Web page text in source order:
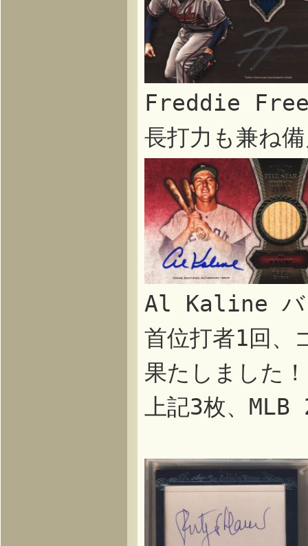
Freddie
長打力も兼ね
Al Kaline バ
首位打者1回、
果たしました！
上記3枚、